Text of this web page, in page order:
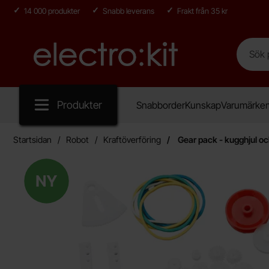
14 000 produkter Snabb leverans Frakt från 35 kr
Startsidan för Electro:kit
Sök
Sök på
Produkter SnabborderKunskap
Startsidan Robot Kraftöverföring Gear pack - kugghjul
Ny